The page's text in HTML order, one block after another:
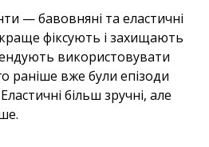
— бавовняні та еластичні
фіксують і захищають
використовувати
раніше вже були епізоди
більш зручні, але